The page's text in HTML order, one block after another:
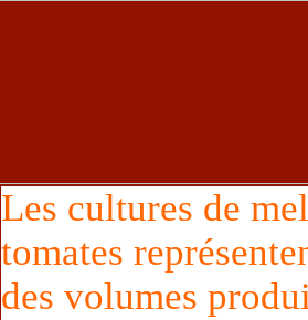
Les cultures de
tomates
des volumes